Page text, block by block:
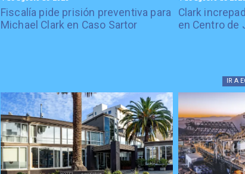
Fiscalía pide prisión preventiva para
Michael Clark en Caso Sartor
Clark
en Centro de
IR A